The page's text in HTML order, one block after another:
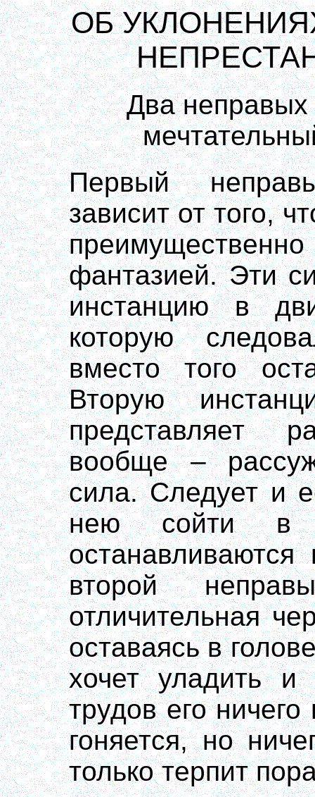
ОБ
Два
Первый
зависит от того,
фантазией. Эти
инстанцию в
которую
вместо того
Вторую
представляет
вообще –
сила. Следует и
нею сойти в
второй
отличительная
оставаясь в
хочет уладить
трудов его
гоняется, но
только терпит